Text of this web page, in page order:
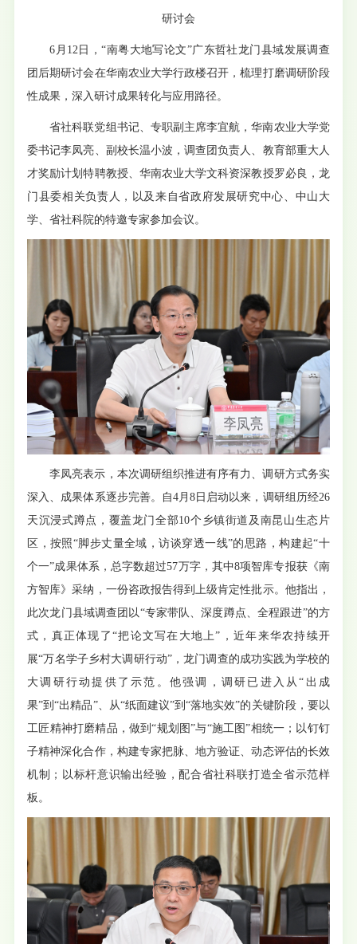
研讨会
6月12日，“南粤大地写论文”广东哲社龙门县域发展调查
团后期研讨会在华南农业大学行政楼召开，梳理打磨调研阶段
性成果，深入研讨成果转化与应用路径。
省社科联党组书记、专职副主席李宜航，华南农业大学党
委书记李凤亮、副校长温小波，调查团负责人、教育部重大人
才奖励计划特聘教授、华南农业大学文科资深教授罗必良，龙
门县委相关负责人，以及来自省政府发展研究中心、中山大
学、省社科院的特邀专家参加会议。
李凤亮表示，本次调研组织推进有序有力、调研方式务实
深入、成果体系逐步完善。自4月8日启动以来，调研组历经26
天沉浸式蹲点，覆盖龙门全部10个乡镇街道及南昆山生态片
区，按照“脚步丈量全域，访谈穿透一线”的思路，构建起“十
个一”成果体系，总字数超过57万字，其中8项智库专报获《南
方智库》采纳，一份咨政报告得到上级肯定性批示。他指出，
此次龙门县域调查团以“专家带队、深度蹲点、全程跟进”的方
式，真正体现了“把论文写在大地上”，近年来华农持续开
展“万名学子乡村大调研行动”，龙门调查的成功实践为学校的
大调研行动提供了示范。他强调，调研已进入从“出成
果”到“出精品”、从“纸面建议”到“落地实效”的关键阶段，要以
工匠精神打磨精品，做到“规划图”与“施工图”相统一；以钉钉
子精神深化合作，构建专家把脉、地方验证、动态评估的长效
机制；以标杆意识输出经验，配合省社科联打造全省示范样
板。